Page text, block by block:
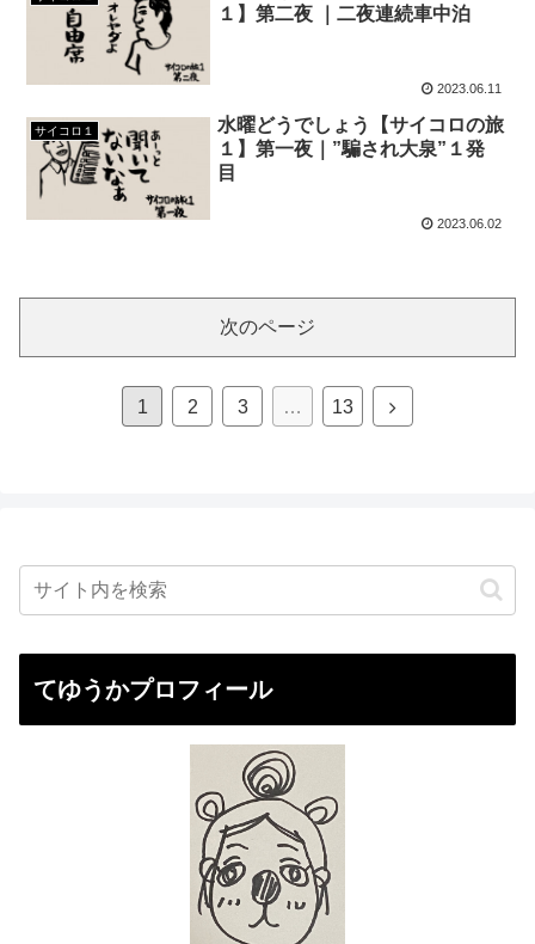
１】第二夜 ｜二夜連続車中泊
2023.06.11
サイコロ１
水曜どうでしょう【サイコロの旅
１】第一夜｜”騙され大泉”１発
目
2023.06.02
次のページ
1 2 3 … 13
次
てゆうかプロフィール